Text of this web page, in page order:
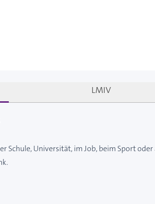
LMIV
Schule, Universität, im Job, beim Sport